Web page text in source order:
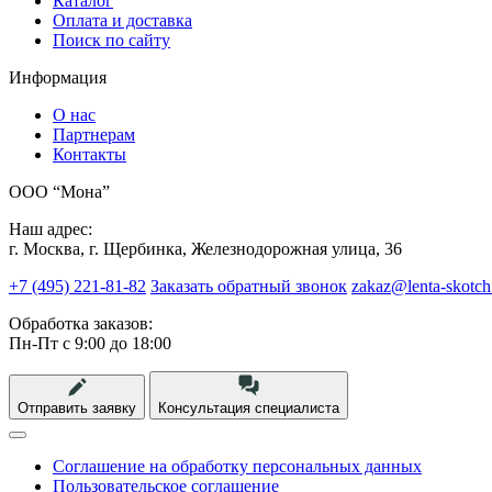
Оплата и доставка
Поиск по сайту
Информация
О нас
Партнерам
Контакты
ООО “Мона”
Наш адрес:
г. Москва, г. Щербинка, Железнодорожная улица, 36
+7 (495) 221-81-82 Заказать обратный звонок zakaz@lenta-
Обработка заказов:
Пн-Пт с 9:00 до 18:00
Отправить заявку Консультация специалиста
Соглашение на обработку персональных данных
Пользовательское соглашение